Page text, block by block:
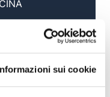
sui cookie